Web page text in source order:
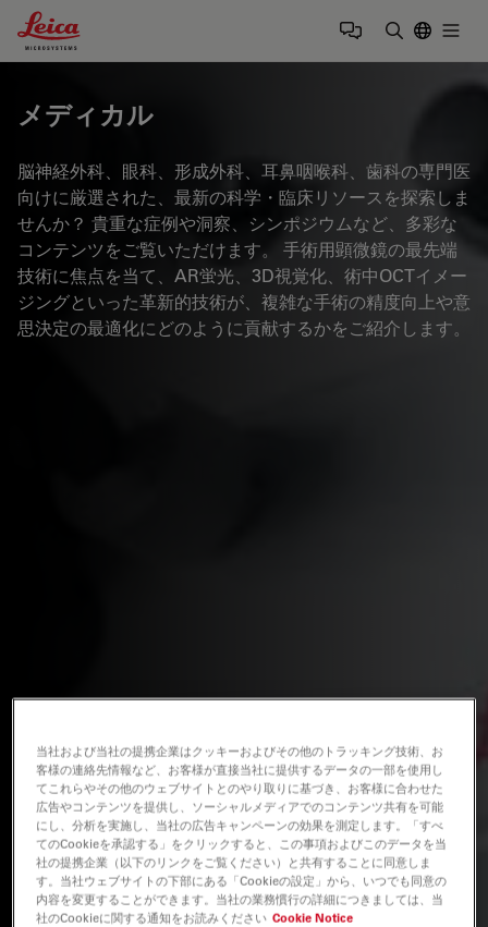
Leica Microsystems Logo
メディカル
脳神経外科、眼科、形成外科、耳鼻咽喉科、歯科の専門医
向けに厳選された、最新の科学・臨床リソースを探索しま
せんか？ 貴重な症例や洞察、シンポジウムなど、多彩な
コンテンツをご覧いただけます。 手術用顕微鏡の最先端
技術に焦点を当て、AR蛍光、3D視覚化、術中OCTイメー
ジングといった革新的技術が、複雑な手術の精度向上や意
思決定の最適化にどのように貢献するかをご紹介します。
当社および当社の提携企業はクッキーおよびその他のトラッキング技術、お
客様の連絡先情報など、お客様が直接当社に提供するデータの一部を使用し
てこれらやその他のウェブサイトとのやり取りに基づき、お客様に合わせた
広告やコンテンツを提供し、ソーシャルメディアでのコンテンツ共有を可能
にし、分析を実施し、当社の広告キャンペーンの効果を測定します。「すべ
てのCookieを承認する」をクリックすると、この事項およびこのデータを当
社の提携企業（以下のリンクをご覧ください）と共有することに同意しま
す。当社ウェブサイトの下部にある「Cookieの設定」から、いつでも同意の
内容を変更することができます。当社の業務慣行の詳細につきましては、当
社のCookieに関する通知をお読みください Cookie Notice